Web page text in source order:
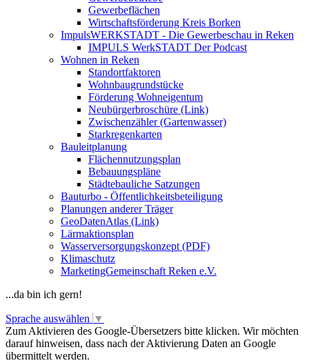
Gewerbeflächen
Wirtschaftsförderung Kreis Borken
ImpulsWERKSTADT - Die Gewerbeschau in Reken
IMPULS WerkSTADT Der Podcast
Wohnen in Reken
Standortfaktoren
Wohnbaugrundstücke
Förderung Wohneigentum
Neubürgerbroschüre (Link)
Zwischenzähler (Gartenwasser)
Starkregenkarten
Bauleitplanung
Flächennutzungsplan
Bebauungspläne
Städtebauliche Satzungen
Bauturbo - Öffentlichkeitsbeteiligung
Planungen anderer Träger
GeoDatenAtlas (Link)
Lärmaktionsplan
Wasserversorgungskonzept (PDF)
Klimaschutz
MarketingGemeinschaft Reken e.V.
...da bin ich gern!
Sprache auswählen ▼
Zum Aktivieren des Google-Übersetzers bitte klicken. Wir möchten
darauf hinweisen, dass nach der Aktivierung Daten an Google
übermittelt werden.